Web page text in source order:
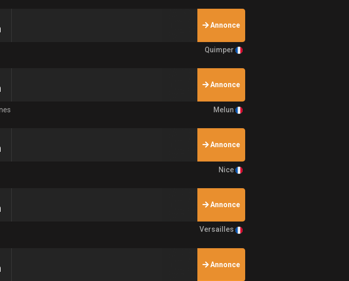
Annonce
Quimper
Annonce
Melun
Annonce
Nice
Annonce
Versailles
Annonce